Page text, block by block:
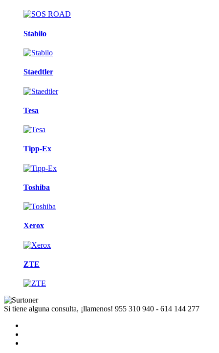
Stabilo
Staedtler
Tesa
Tipp-Ex
Toshiba
Xerox
ZTE
Si tiene alguna consulta, ¡llamenos! 955 310 940 - 614 144 277